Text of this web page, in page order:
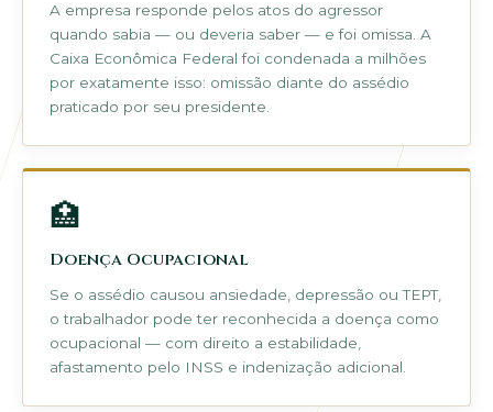
A empresa responde pelos atos do agressor
quando sabia — ou deveria saber — e foi omissa. A
Caixa Econômica Federal foi condenada a milhões
por exatamente isso: omissão diante do assédio
praticado por seu presidente.
🏥
Doença Ocupacional
Se o assédio causou ansiedade, depressão ou TEPT,
o trabalhador pode ter reconhecida a doença como
ocupacional — com direito a estabilidade,
afastamento pelo INSS e indenização adicional.